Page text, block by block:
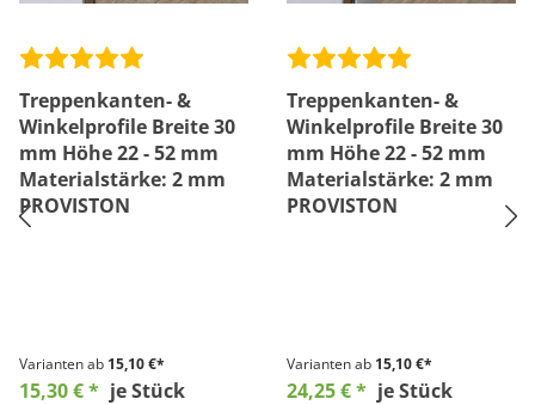
Treppenkanten- &
Winkelprofile Breite 30
mm Höhe 22 - 52 mm
Materialstärke: 2 mm
PROVISTON
Varianten ab 15,10 €*
15,30 € * je Stück
Treppenkanten- &
Winkelprofile Breite 30
mm Höhe 22 - 52 mm
Materialstärke: 2 mm
PROVISTON
Varianten ab 15,10 €*
24,25 € * je Stück